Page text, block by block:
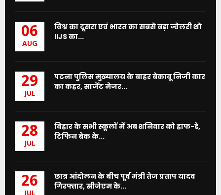
06
AUG
विश्व का दूसरा एवं भारत का सबसे बड़ा ज्वेलरी शो
IIJS का...
29
JUL
पटना पुलिस मुख्यालय के बाहर बेकाबू निजी कार
का कहर, सार्जेंट मेजर...
28
JUL
बिहार के सभी स्कूलों में अब शनिवार को हाफ-डे,
टिफिन ब्रेक के...
26
छात्र आंदोलन के बीच पूर्व मंत्री तेज प्रताप यादव
गिरफ्तार, सीजेएम के...